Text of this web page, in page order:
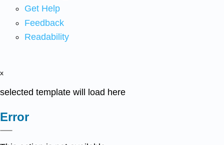
Get Help
Feedback
Readability
x
selected template will load here
Error